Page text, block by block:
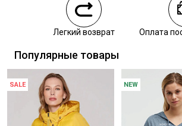
Курьерская доставка СДЭК
Самовывоз из пункта выдачи СДЭК
Легкий возврат Оплата
Популярные товары
SALE NEW